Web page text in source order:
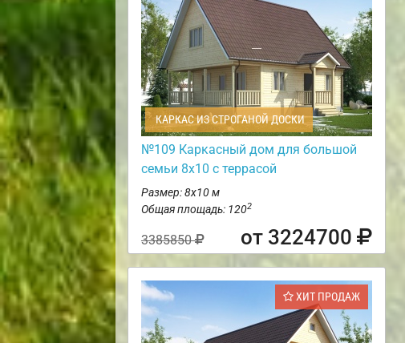
КАРКАС ИЗ СТРОГАНОЙ ДОСКИ
№109 Каркасный дом для большой
семьи 8х10 с террасой
Размер: 8х10 м
Общая площадь: 1202
3385850 от 3224700
ХИТ ПРОДАЖ